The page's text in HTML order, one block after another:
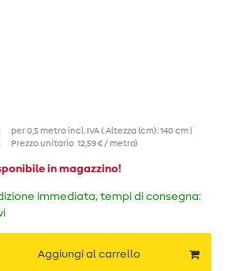
per0,5 metroincl. IVA( Altezza (cm): 140 cm |
Prezzo unitario 12,59 € / metro)
in magazzino!
immediata, tempi di consegna:
Aggiungi al carrello